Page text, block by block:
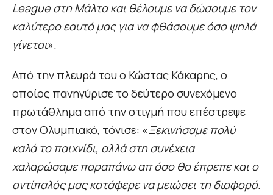
League στη Μάλτα και θέλουμε να δώσουμε τον
καλύτερο εαυτό μας για να φθάσουμε όσο ψηλά
γίνεται».
Από την πλευρά του ο Κώστας Κάκαρης, ο
οποίος πανηγύρισε το δεύτερο συνεχόμενο
πρωτάθλημα από την στιγμή που επέστρεψε
στον Ολυμπιακό, τόνισε: «Ξεκινήσαμε πολύ
καλά το παιχνίδι, αλλά στη συνέχεια
χαλαρώσαμε παραπάνω απ όσο θα έπρεπε και ο
αντίπαλός μας κατάφερε να μειώσει τη διαφορά.